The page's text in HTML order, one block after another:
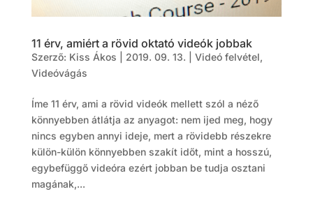
11 érv, amiért a rövid oktató videók jobbak
Szerző: Kiss Ákos 2019. 09. 13. Videó felvétel,
Videóvágás
Íme 11 érv, ami a rövid videók mellett szól a néző
könnyebben átlátja az anyagot: nem ijed meg, hogy
nincs egyben annyi ideje, mert a rövidebb részekre
külön-külön könnyebben szakít időt, mint a hosszú,
egybefüggő videóra ezért jobban be tudja osztani
magának,...